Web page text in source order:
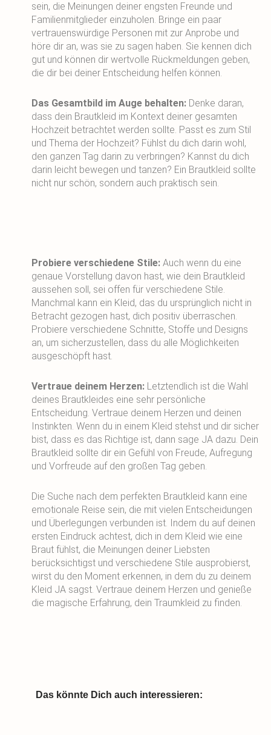
sein, die Meinungen deiner engsten Freunde und
Familienmitglieder einzuholen. Bringe ein paar
vertrauenswürdige Personen mit zur Anprobe und
höre dir an, was sie zu sagen haben. Sie kennen dich
gut und können dir wertvolle Rückmeldungen geben,
die dir bei deiner Entscheidung helfen können.
Das Gesamtbild im Auge behalten: Denke daran,
dass dein Brautkleid im Kontext deiner gesamten
Hochzeit betrachtet werden sollte. Passt es zum Stil
und Thema der Hochzeit? Fühlst du dich darin wohl,
den ganzen Tag darin zu verbringen? Kannst du dich
darin leicht bewegen und tanzen? Ein Brautkleid sollte
nicht nur schön, sondern auch praktisch sein.
Probiere verschiedene Stile: Auch wenn du eine
genaue Vorstellung davon hast, wie dein Brautkleid
aussehen soll, sei offen für verschiedene Stile.
Manchmal kann ein Kleid, das du ursprünglich nicht in
Betracht gezogen hast, dich positiv überraschen.
Probiere verschiedene Schnitte, Stoffe und Designs
an, um sicherzustellen, dass du alle Möglichkeiten
ausgeschöpft hast.
Vertraue deinem Herzen: Letztendlich ist die Wahl
deines Brautkleides eine sehr persönliche
Entscheidung. Vertraue deinem Herzen und deinen
Instinkten. Wenn du in einem Kleid stehst und dir sicher
bist, dass es das Richtige ist, dann sage JA dazu. Dein
Brautkleid sollte dir ein Gefühl von Freude, Aufregung
und Vorfreude auf den großen Tag geben.
Die Suche nach dem perfekten Brautkleid kann eine
emotionale Reise sein, die mit vielen Entscheidungen
und Überlegungen verbunden ist. Indem du auf deinen
ersten Eindruck achtest, dich in dem Kleid wie eine
Braut fühlst, die Meinungen deiner Liebsten
berücksichtigst und verschiedene Stile ausprobierst,
wirst du den Moment erkennen, in dem du zu deinem
Kleid JA sagst. Vertraue deinem Herzen und genieße
die magische Erfahrung, dein Traumkleid zu finden.
Das könnte Dich auch interessieren: